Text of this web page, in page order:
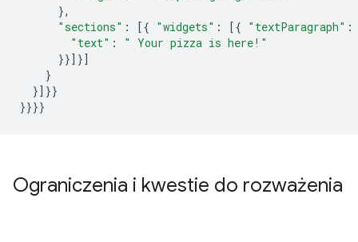
},
"sections" : [{ "widgets" : [{ "textParagraph" :
"text" :
" Your pizza is here!"
}}]}]
}
}]}}
}}}}
Ograniczenia i kwestie do rozważenia